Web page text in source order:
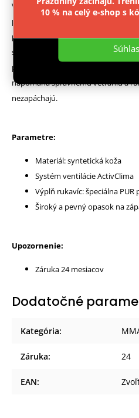
10 % na celý e-shop s
V záujme zlepšenia bezpečnosti bol
pásikom k rukavici, aby pri silných
prsta. U rukavíc bola použitá
správnu ventiláciu vzduchu pri
potenie. Použitá sieťka na vonkajšej
napomáha správnemu vetraniu a
nezapáchajú.
Parametre:
Materiál: syntetická koža
Systém ventilácie ActivClima
Výplň rukavíc: špeciálna PUR
Široký a pevný opasok na
Upozornenie:
Záruka 24 mesiacov
Dodatočné
Kategória:
Záruka: 24
EAN: